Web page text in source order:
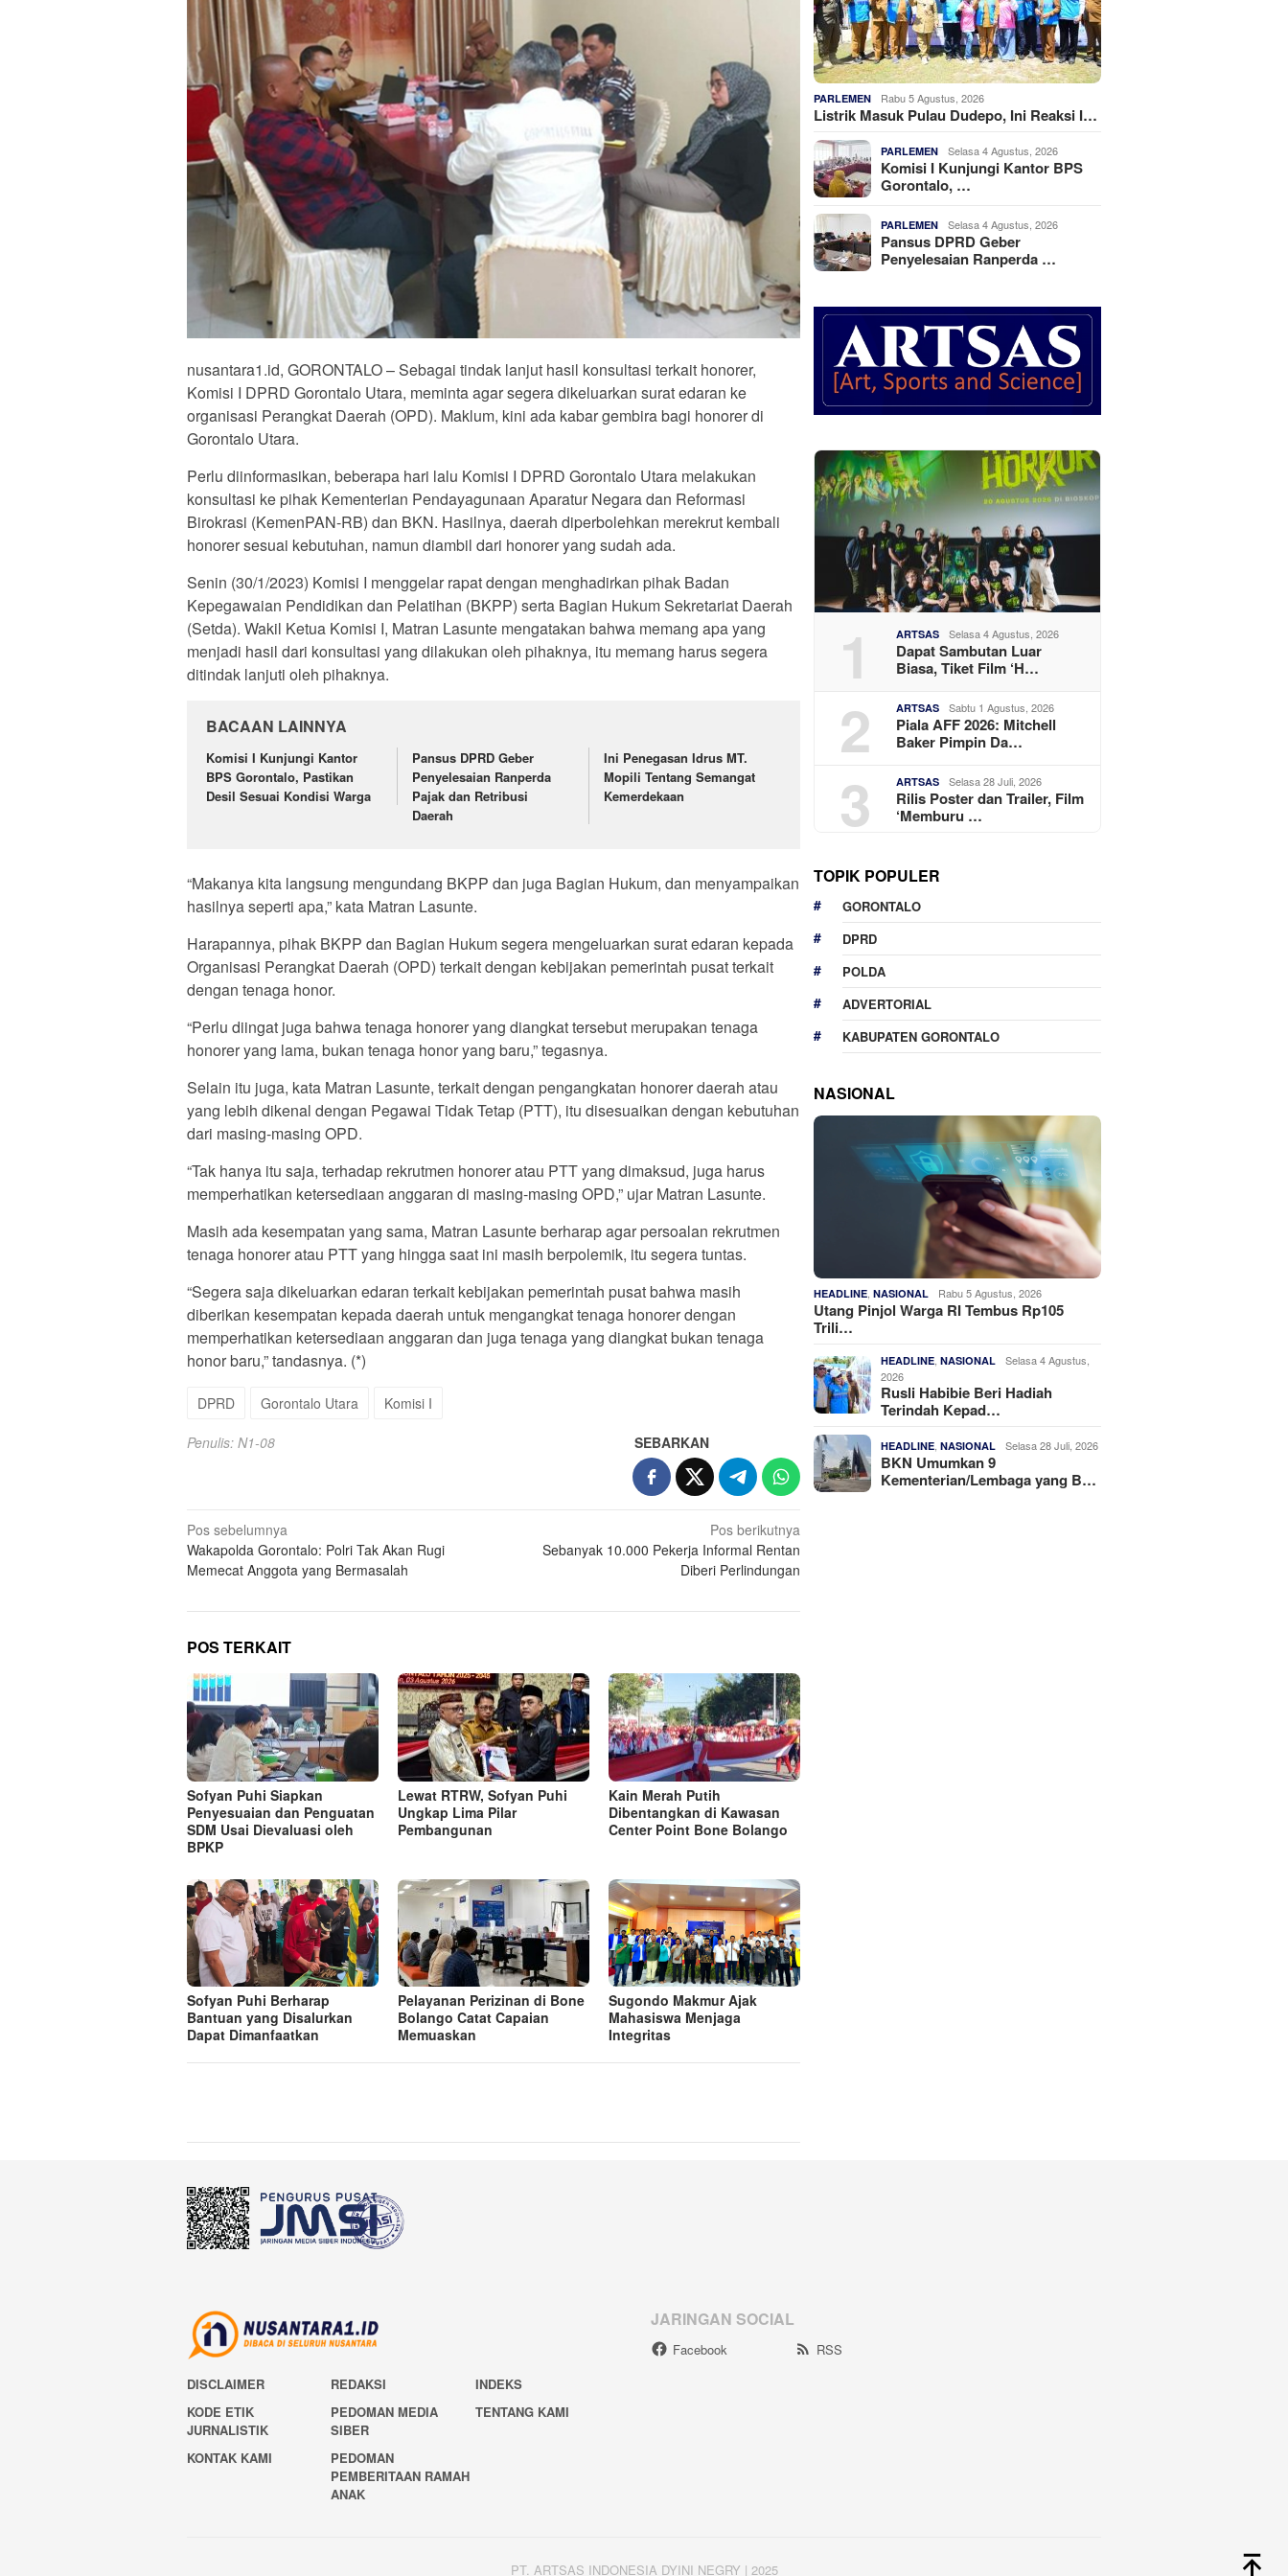
nusantara1.id, GORONTALO – Sebagai tindak lanjut hasil konsultasi terkait honorer,
Komisi I DPRD Gorontalo Utara, meminta agar segera dikeluarkan surat edaran ke
organisasi Perangkat Daerah (OPD). Maklum, kini ada kabar gembira bagi honorer di
Gorontalo Utara.
Perlu diinformasikan, beberapa hari lalu Komisi I DPRD Gorontalo Utara melakukan
konsultasi ke pihak Kementerian Pendayagunaan Aparatur Negara dan Reformasi
Birokrasi (KemenPAN-RB) dan BKN. Hasilnya, daerah diperbolehkan merekrut kembali
honorer sesuai kebutuhan, namun diambil dari honorer yang sudah ada.
Senin (30/1/2023) Komisi I menggelar rapat dengan menghadirkan pihak Badan
Kepegawaian Pendidikan dan Pelatihan (BKPP) serta Bagian Hukum Sekretariat Daerah
(Setda). Wakil Ketua Komisi I, Matran Lasunte mengatakan bahwa memang apa yang
menjadi hasil dari konsultasi yang dilakukan oleh pihaknya, itu memang harus segera
ditindak lanjuti oleh pihaknya.
BACAAN LAINNYA
Komisi I Kunjungi Kantor
BPS Gorontalo, Pastikan
Desil Sesuai Kondisi Warga
Pansus DPRD Geber
Penyelesaian Ranperda
Pajak dan Retribusi
Daerah
Ini Penegasan Idrus MT.
Mopili Tentang Semangat
Kemerdekaan
“Makanya kita langsung mengundang BKPP dan juga Bagian Hukum, dan menyampaikan
hasilnya seperti apa,” kata Matran Lasunte.
Harapannya, pihak BKPP dan Bagian Hukum segera mengeluarkan surat edaran kepada
Organisasi Perangkat Daerah (OPD) terkait dengan kebijakan pemerintah pusat terkait
dengan tenaga honor.
“Perlu diingat juga bahwa tenaga honorer yang diangkat tersebut merupakan tenaga
honorer yang lama, bukan tenaga honor yang baru,” tegasnya.
Selain itu juga, kata Matran Lasunte, terkait dengan pengangkatan honorer daerah atau
yang lebih dikenal dengan Pegawai Tidak Tetap (PTT), itu disesuaikan dengan kebutuhan
dari masing-masing OPD.
“Tak hanya itu saja, terhadap rekrutmen honorer atau PTT yang dimaksud, juga harus
memperhatikan ketersediaan anggaran di masing-masing OPD,” ujar Matran Lasunte.
Masih ada kesempatan yang sama, Matran Lasunte berharap agar persoalan rekrutmen
tenaga honorer atau PTT yang hingga saat ini masih berpolemik, itu segera tuntas.
“Segera saja dikeluarkan edaran terkait kebijakan pemerintah pusat bahwa masih
diberikan kesempatan kepada daerah untuk mengangkat tenaga honorer dengan
memperhatikan ketersediaan anggaran dan juga tenaga yang diangkat bukan tenaga
honor baru,” tandasnya. (*)
DPRD Gorontalo Utara Komisi I
Penulis: N1-08 SEBARKAN
Navigasi
pos
Pos sebelumnya
Wakapolda Gorontalo: Polri Tak Akan Rugi
Memecat Anggota yang Bermasalah
Pos berikutnya
Sebanyak 10.000 Pekerja Informal Rentan
Diberi Perlindungan
POS TERKAIT
Sofyan Puhi Siapkan
Penyesuaian dan Penguatan
SDM Usai Dievaluasi oleh
BPKP
Lewat RTRW, Sofyan Puhi
Ungkap Lima Pilar
Pembangunan
Kain Merah Putih
Dibentangkan di Kawasan
Center Point Bone Bolango
Sofyan Puhi Berharap
Bantuan yang Disalurkan
Dapat Dimanfaatkan
Pelayanan Perizinan di Bone
Bolango Catat Capaian
Memuaskan
Sugondo Makmur Ajak
Mahasiswa Menjaga
Integritas
PARLEMEN Rabu 5 Agustus, 2026
Listrik Masuk Pulau Dudepo, Ini Reaksi I…
PARLEMEN Selasa 4 Agustus, 2026
Komisi I Kunjungi Kantor BPS
Gorontalo, …
PARLEMEN Selasa 4 Agustus, 2026
Pansus DPRD Geber
Penyelesaian Ranperda …
1 ARTSAS Selasa 4 Agustus, 2026
Dapat Sambutan Luar
Biasa, Tiket Film ‘H…
2 ARTSAS Sabtu 1 Agustus, 2026
Piala AFF 2026: Mitchell
Baker Pimpin Da…
3 ARTSAS Selasa 28 Juli, 2026
Rilis Poster dan Trailer, Film
‘Memburu …
TOPIK POPULER
GORONTALO
DPRD
POLDA
ADVERTORIAL
KABUPATEN GORONTALO
NASIONAL
HEADLINE ,NASIONAL Rabu 5 Agustus, 2026
Utang Pinjol Warga RI Tembus Rp105
Trili…
HEADLINE ,NASIONAL
Selasa 4 Agustus,
2026
Rusli Habibie Beri Hadiah
Terindah Kepad…
HEADLINE ,NASIONAL Selasa 28 Juli, 2026
BKN Umumkan 9
Kementerian/Lembaga yang B…
DISCLAIMER REDAKSI
INDEKS
KODE ETIK
JURNALISTIK
PEDOMAN MEDIA
SIBER
TENTANG KAMI
KONTAK KAMI
PEDOMAN
PEMBERITAAN RAMAH
ANAK
JARINGAN SOCIAL
Facebook RSS
PT. ARTSAS INDONESIA DYINI NEGRY | 2025